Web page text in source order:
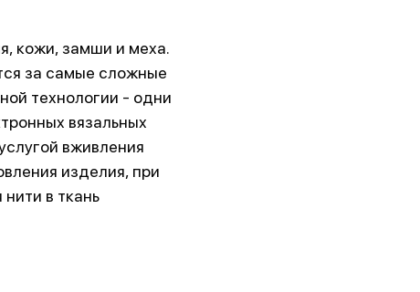
кожи, замши и меха.
за самые сложные
технологии - одни
вязальных
вживления
изделия, при
в ткань